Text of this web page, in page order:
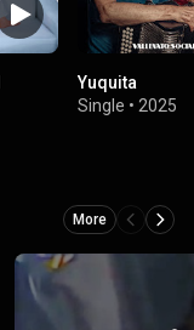
Yuquita
Single • 2025
More